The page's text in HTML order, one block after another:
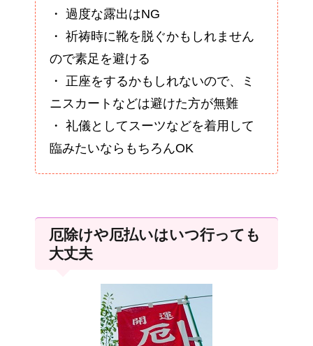
・ 過度な露出はNG
・ 祈祷時に靴を脱ぐかもしれません
ので素足を避ける
・ 正座をするかもしれないので、ミ
ニスカートなどは避けた方が無難
・ 礼儀としてスーツなどを着用して
臨みたいならもちろんOK
厄除けや厄払いはいつ行っても
大丈夫